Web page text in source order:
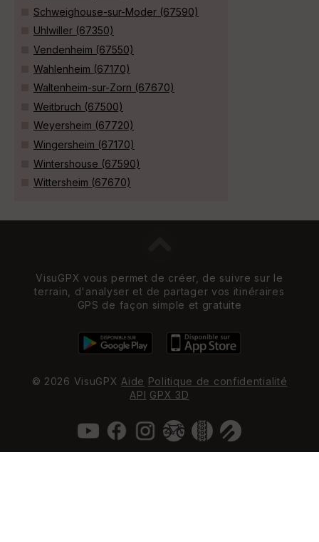
Schweighouse-sur-Moder (67590)
Uhlwiller (67350)
Vendenheim (67550)
Wahlenheim (67170)
Waltenheim-sur-Zorn (67670)
Weitbruch (67500)
Weyersheim (67720)
Wingersheim (67170)
Wintershouse (67590)
Wittersheim (67670)
VisuGPX vous permet de créer, de suivre sur le
terrain, d'analyser et de partager vos itinéraires
GPS de façon simple et gratuite
© 2026 VisuGPX Aide Politique de confidentialité
API GPX 3D